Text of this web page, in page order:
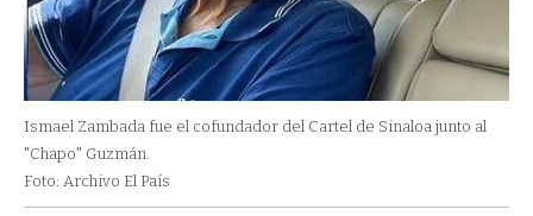
Ismael Zambada fue el cofundador del Cartel de Sinaloa junto al
"Chapo" Guzmán.
Foto: Archivo El País